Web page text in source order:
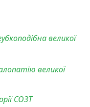
великої
великої
СОЗТ